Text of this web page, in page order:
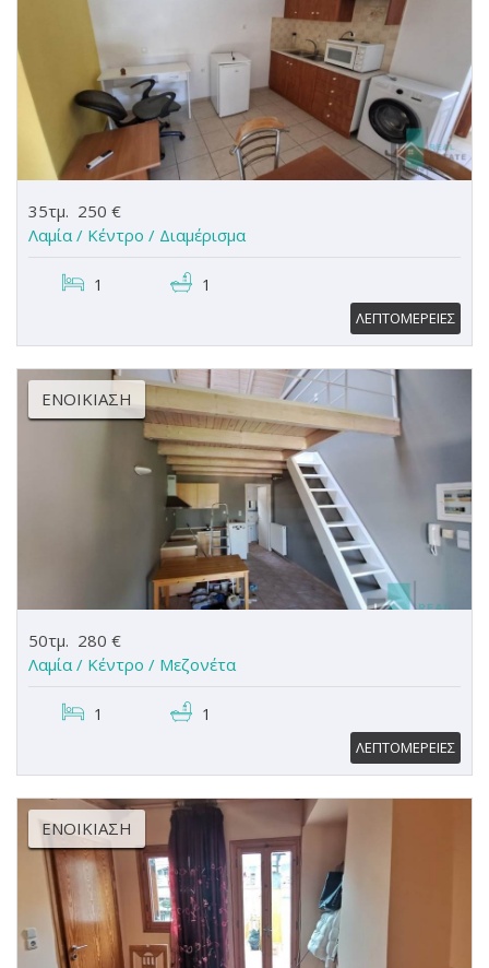
35τμ. 250 €
Λαμία / Κέντρο / Διαμέρισμα
1 1
ΛΕΠΤΟΜΕΡΕΙΕΣ
ΕΝΟΙΚΊΑΣΗ
50τμ. 280 €
Λαμία / Κέντρο / Μεζονέτα
1 1
ΛΕΠΤΟΜΕΡΕΙΕΣ
ΕΝΟΙΚΊΑΣΗ